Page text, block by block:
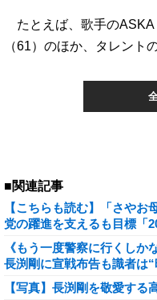
たとえば、歌手のASKA
（61）のほか、タレン
■関連記事
【こちらも読む】「さや
党の躍進を支えるも目標「
《もう一度警察に行くし
長渕剛に宣戦布告も識者は
【写真】長渕剛を敬愛する